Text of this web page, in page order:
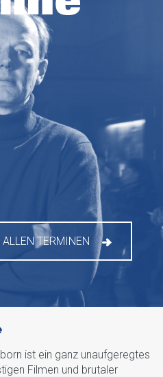
ALLEN TERMINEN
ist ein ganz unaufgeregtes
Filmen und brutaler